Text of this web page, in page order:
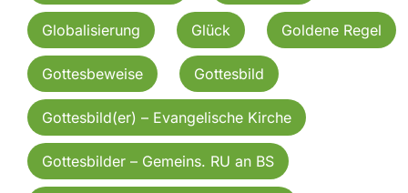
Globalisierung Glück Goldene Regel
Gottesbeweise Gottesbild
Gottesbild(er) – Evangelische Kirche
Gottesbilder – Gemeins. RU an BS